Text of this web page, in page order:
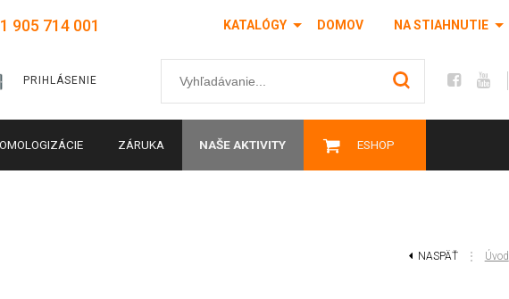
905 714 001 KATALÓGY DOMOV NA STIAHNUTIE
ZÁRUKA NAŠE AKTIVITY ESHOP
PRIHLÁSENIE
NASPÄŤ ⋮ Úvod